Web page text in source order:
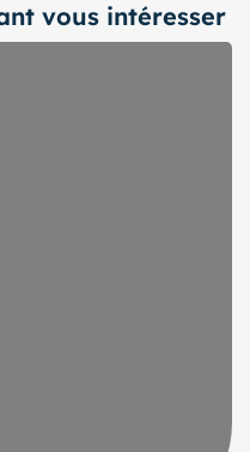
vous intéresser